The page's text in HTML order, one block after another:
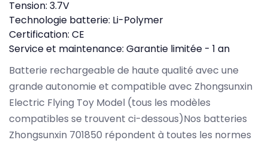
Tension: 3.7V
Technologie batterie: Li-Polymer
Certification: CE
Service et maintenance: Garantie limitée - 1 an
Batterie rechargeable de haute qualité avec une
grande autonomie et compatible avec Zhongsunxin
Electric Flying Toy Model (tous les modèles
compatibles se trouvent ci-dessous)Nos batteries
Zhongsunxin 701850 répondent à toutes les normes